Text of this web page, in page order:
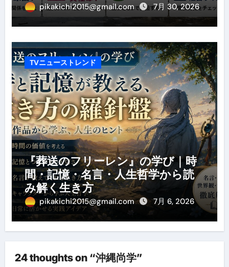
pikakichi2015@gmail.com 7月 30, 2026
TVニューストレンド
『葬送のフリーレン』の学び｜時
間・記憶・名言・人生哲学から読
み解く生き方
pikakichi2015@gmail.com 7月 6, 2026
24 thoughts on “沖縄尚学”